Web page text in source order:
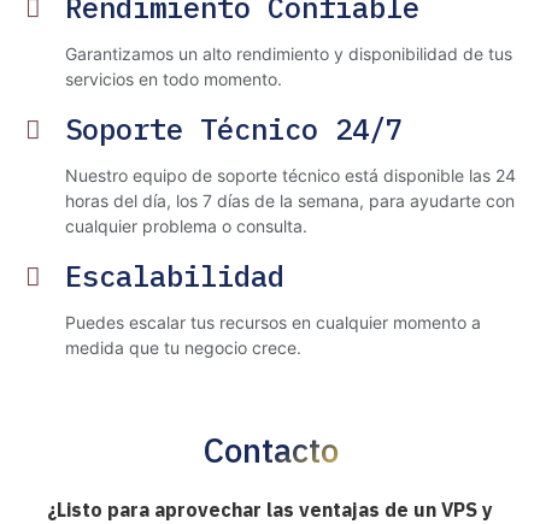
Garantizamos un alto rendimiento y disponibilidad de tus
servicios en todo momento.
Soporte Técnico 24/7
Nuestro equipo de soporte técnico está disponible las 24
horas del día, los 7 días de la semana, para ayudarte con
cualquier problema o consulta.
Escalabilidad
Puedes escalar tus recursos en cualquier momento a
medida que tu negocio crece.
Contacto
¿Listo para aprovechar las ventajas de un VPS y